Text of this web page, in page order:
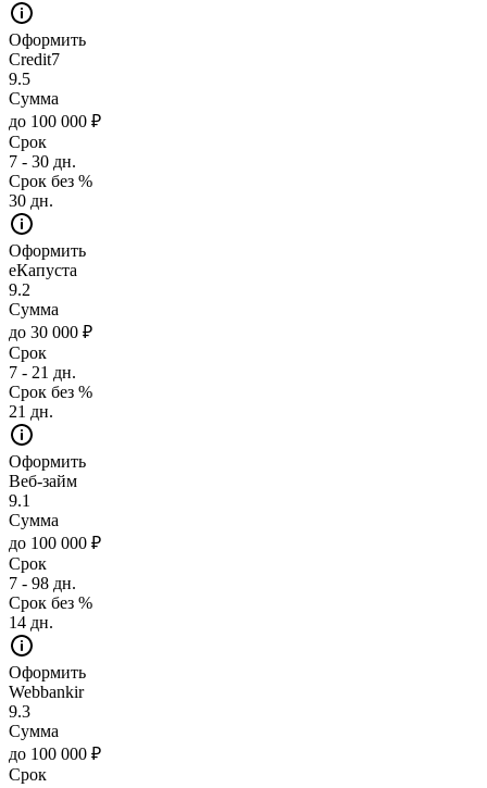
Оформить
Credit7
9.5
Сумма
до 100 000 ₽
Срок
7 - 30 дн.
Срок без %
30 дн.
Оформить
еКапуста
9.2
Сумма
до 30 000 ₽
Срок
7 - 21 дн.
Срок без %
21 дн.
Оформить
Веб-займ
9.1
Сумма
до 100 000 ₽
Срок
7 - 98 дн.
Срок без %
14 дн.
Оформить
Webbankir
9.3
Сумма
до 100 000 ₽
Срок